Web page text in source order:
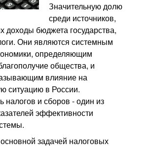
Значительную долю
среди источников,
бюджета государства,
Они являются системным
определяющим
общества, и
влияние на
ситуацию в России.
налогов и сборов - один из
эффективности
задачей налоговых